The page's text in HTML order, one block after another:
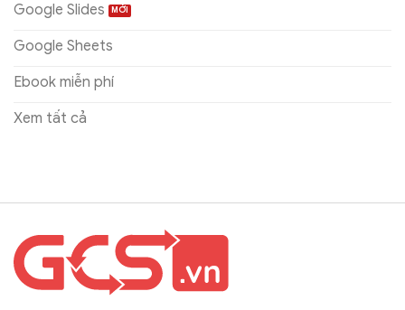
Google Slides
Google Sheets
Ebook miễn phí
Xem tất cả